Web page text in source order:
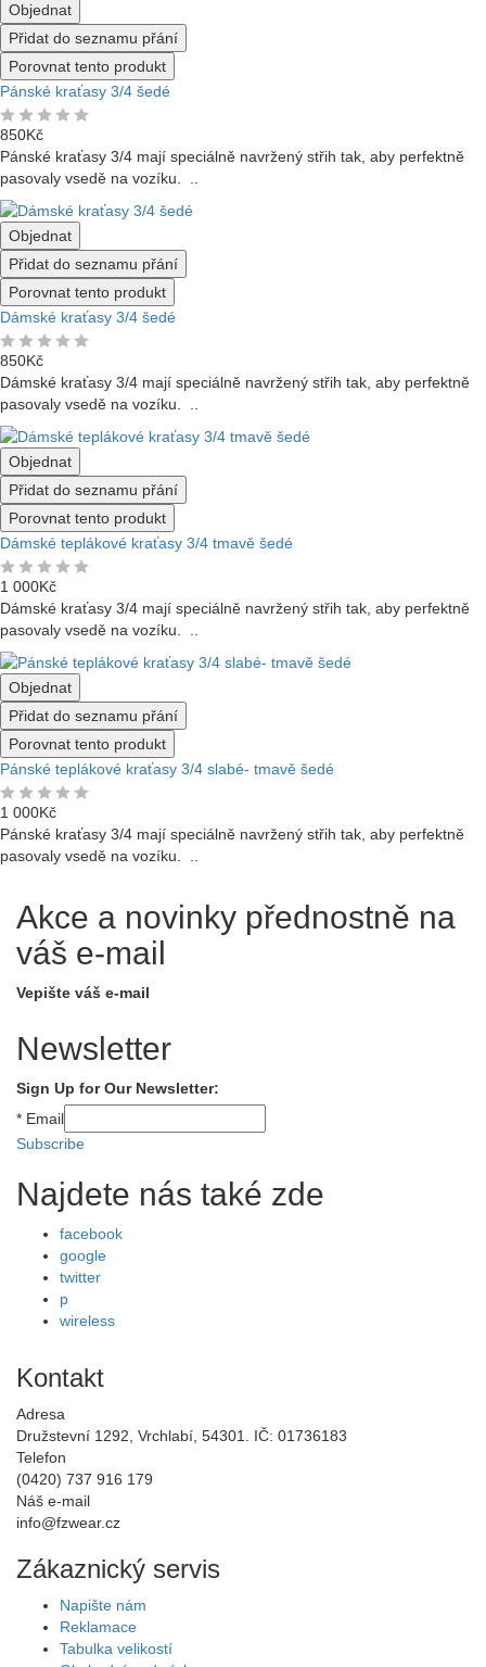
Objednat
Přidat do seznamu přání
Porovnat tento produkt
Pánské kraťasy 3/4 šedé
850Kč
Pánské kraťasy 3/4 mají speciálně navržený střih tak, aby perfektně
pasovaly vsedě na vozíku. ..
Objednat
Přidat do seznamu přání
Porovnat tento produkt
Dámské kraťasy 3/4 šedé
850Kč
Dámské kraťasy 3/4 mají speciálně navržený střih tak, aby perfektně
pasovaly vsedě na vozíku. ..
Objednat
Přidat do seznamu přání
Porovnat tento produkt
Dámské teplákové kraťasy 3/4 tmavě šedé
1 000Kč
Dámské kraťasy 3/4 mají speciálně navržený střih tak, aby perfektně
pasovaly vsedě na vozíku. ..
Objednat
Přidat do seznamu přání
Porovnat tento produkt
Pánské teplákové kraťasy 3/4 slabé- tmavě šedé
1 000Kč
Pánské kraťasy 3/4 mají speciálně navržený střih tak, aby perfektně
pasovaly vsedě na vozíku. ..
Akce a novinky přednostně na
váš e-mail
Vepište váš e-mail
Newsletter
Sign Up for Our Newsletter:
* Email
Subscribe
Najdete nás také zde
facebook
google
twitter
p
wireless
Kontakt
Adresa
Družstevní 1292, Vrchlabí, 54301. IČ: 01736183
Telefon
(0420) 737 916 179
Náš e-mail
info@fzwear.cz
Zákaznický servis
Napište nám
Reklamace
Tabulka velikostí